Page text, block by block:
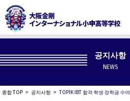
공지사항
NEWS
종합 TOP 공지사항 TOPIK IBT 합격 학생 장학금 수여